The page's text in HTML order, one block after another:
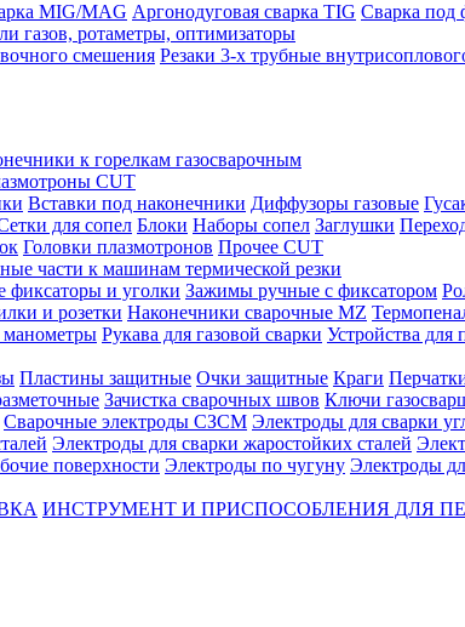
MIG/MAG Аргонодуговая сварка TIG Сварка под
газов, ротаметры, оптимизаторы
смешения Резаки 3-х трубные
к горелкам газосварочным
CUT
Вставки под наконечники Диффузоры газовые
для сопел Блоки Наборы сопел Заглушки
Головки плазмотронов Прочее CUT
части к машинам термической резки
фиксаторы и уголки Зажимы ручные с фиксатором
и розетки Наконечники сварочные MZ
Рукава для газовой сварки Устройства для
Пластины защитные Очки защитные Краги
Зачистка сварочных швов Ключи
Сварочные электроды СЗСМ Электроды для сварки
Электроды для сварки жаростойких сталей
поверхности Электроды по чугуну Электроды
ИНСТРУМЕНТ И ПРИСПОСОБЛЕНИЯ ДЛЯ